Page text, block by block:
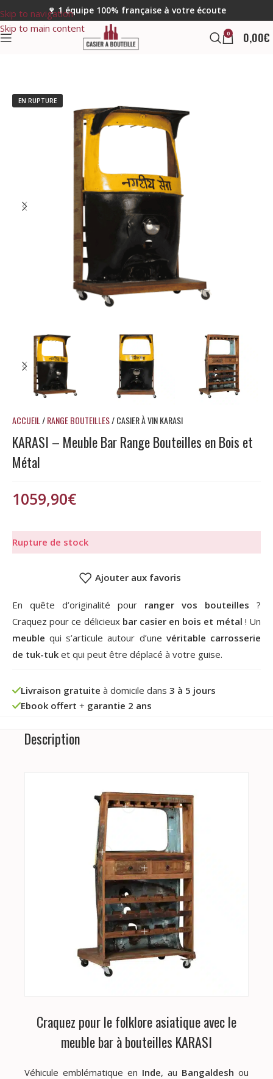
Skip to navigation
Skip to main content
🍷 1 équipe 100% française à votre écoute
0 0,00€
EN RUPTURE
ACCUEIL/RANGE BOUTEILLES/CASIER À VIN KARASI
KARASI – Meuble Bar Range Bouteilles en Bois et
Métal
1059,90€
Rupture de stock
Ajouter aux favoris
En quête d’originalité pour ranger vos bouteilles ?
Craquez pour ce délicieux bar casier en bois et métal ! Un
meuble qui s’articule autour d’une véritable carrosserie
de tuk-tuk et qui peut être déplacé à votre guise.
Livraison gratuite à domicile dans 3 à 5 jours
Ebook offert + garantie 2 ans
Description
Craquez pour le folklore asiatique avec le
meuble bar à bouteilles KARASI
Véhicule emblématique en Inde, au Bangaldesh ou